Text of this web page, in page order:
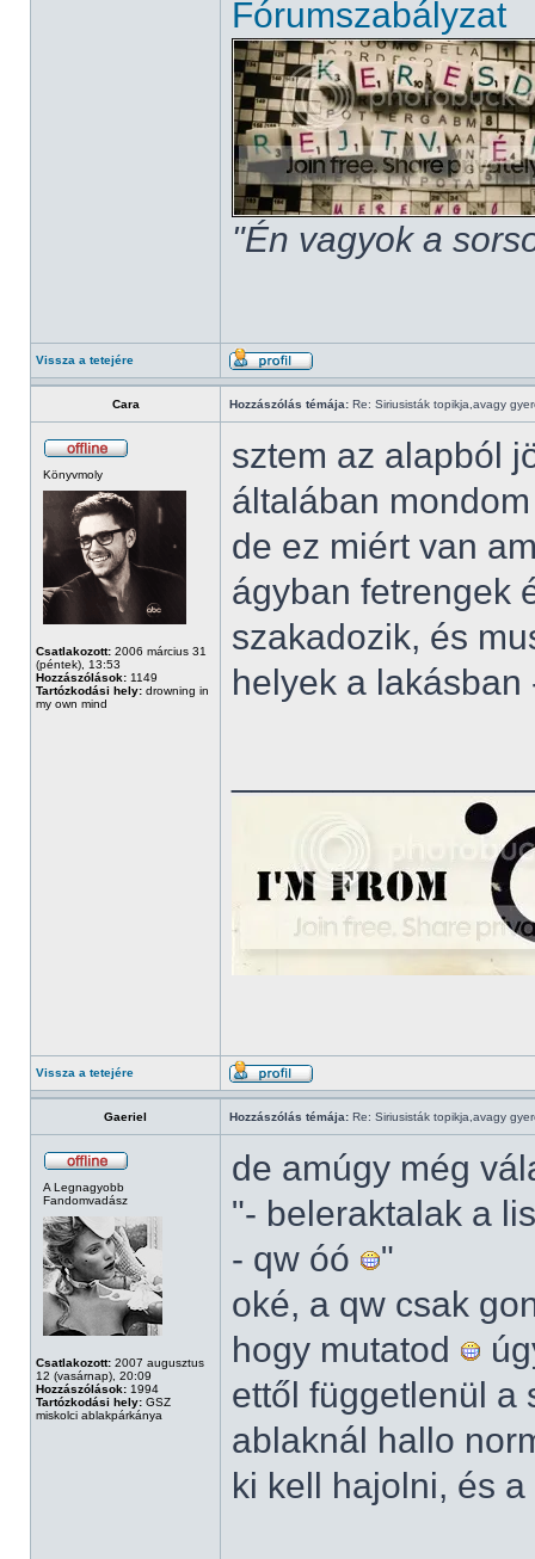
Fórumszabályzat
"Én vagyok a
Vissza a tetejére
Cara Hozzászólás témája: Re: Siriusisták topikja,avagy
Könyvmoly
Csatlakozott: 2006 március 31
(péntek), 13:53
Hozzászólások: 1149
Tartózkodási hely: drowning in
my own mind
sztem az alapból
általában
de ez miért van
ágyban fetrengek
szakadozik, és
helyek a lakásban
Vissza a tetejére
Gaeriel Hozzászólás témája: Re: Siriusisták topikja,avagy
A Legnagyobb
Fandomvadász
Csatlakozott: 2007 augusztus
12 (vasárnap), 20:09
Hozzászólások: 1994
Tartózkodási hely: GSZ
miskolci ablakpárkánya
de amúgy még
"- beleraktalak a
- qw óó
"
oké, a qw csak
hogy mutatod
ettől függetlenül a
ablaknál hallo
ki kell hajolni, és